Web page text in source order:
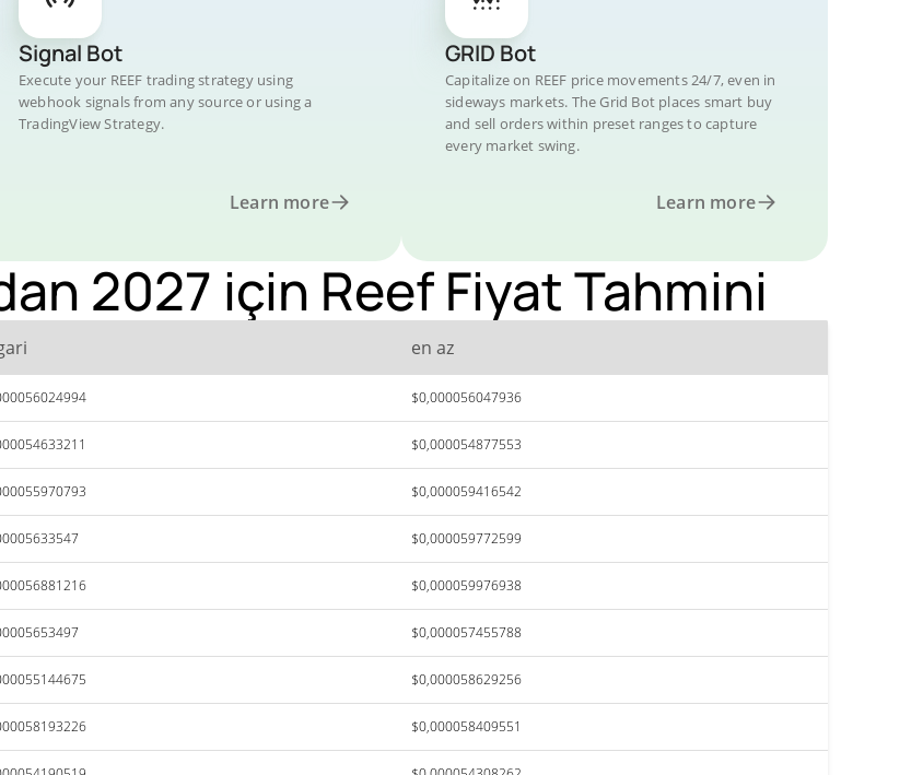
Signal Bot
Execute your REEF trading strategy using
webhook signals from any source or using a
TradingView Strategy.
Learn more
GRID Bot
Capitalize on REEF price movements 24/7, even in
sideways markets. The Grid Bot places smart buy
and sell orders within preset ranges to capture
every market swing.
Learn more
2027 için Reef Fiyat Tahmini
en az
$0,000056047936
$0,000054877553
$0,000059416542
$0,000059772599
$0,000059976938
$0,000057455788
$0,000058629256
$0,000058409551